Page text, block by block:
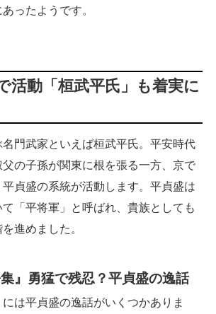
ったようです。
活動「桓武平氏」も着実に
門武家といえば桓武平氏。平安時代
の子孫が関東に根を張る一方、京で
貞盛の系統が活動します。平貞盛は
「平将軍」と呼ばれ、貴族としても
進めました。
集』勇猛で残忍？平貞盛の逸話
は平貞盛の逸話がいくつかありま